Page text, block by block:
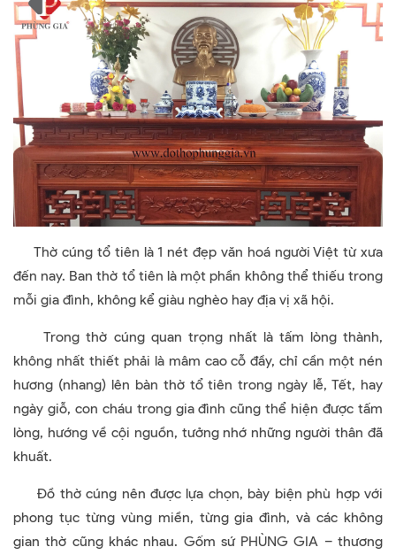
Thờ cúng tổ tiên là 1 nét đẹp văn hoá người Việt từ xưa
đến nay. Ban thờ tổ tiên là một phần không thể thiếu trong
mỗi gia đình, không kể giàu nghèo hay địa vị xã hội.
Trong thờ cúng quan trọng nhất là tấm lòng thành,
không nhất thiết phải là mâm cao cỗ đầy, chỉ cần một nén
hương (nhang) lên bàn thờ tổ tiên trong ngày lễ, Tết, hay
ngày giỗ, con cháu trong gia đình cũng thể hiện được tấm
lòng, hướng về cội nguồn, tưởng nhớ những người thân đã
khuất.
Đồ thờ cúng nên được lựa chọn, bày biện phù hợp với
phong tục từng vùng miền, từng gia đình, và các không
gian thờ cũng khác nhau. Gốm sứ PHÙNG GIA – thương